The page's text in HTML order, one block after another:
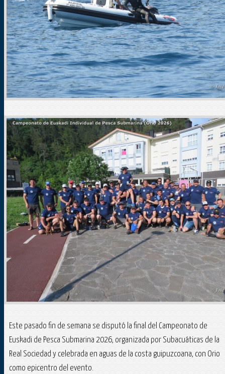
Este pasado fin de semana se disputó la final del Campeonato de
Euskadi de Pesca Submarina 2026, organizada por Subacuáticas de la
Real Sociedad y celebrada en aguas de la costa guipuzcoana, con Orio
como epicentro del evento.